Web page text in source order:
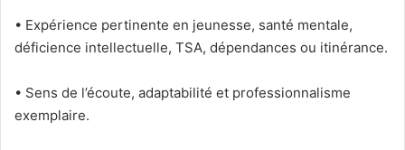
• Expérience pertinente en jeunesse, santé mentale,
déficience intellectuelle, TSA, dépendances ou itinérance.
• Sens de l’écoute, adaptabilité et professionnalisme
exemplaire.